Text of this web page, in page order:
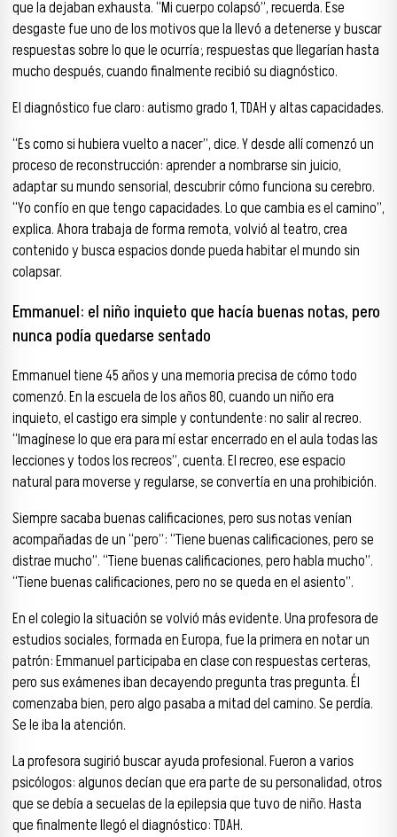
que la dejaban exhausta. “Mi cuerpo colapsó”, recuerda. Ese
desgaste fue uno de los motivos que la llevó a detenerse y buscar
respuestas sobre lo que le ocurría; respuestas que llegarían hasta
mucho después, cuando finalmente recibió su diagnóstico.
El diagnóstico fue claro: autismo grado 1, TDAH y altas capacidades.
“Es como si hubiera vuelto a nacer”, dice. Y desde allí comenzó un
proceso de reconstrucción: aprender a nombrarse sin juicio,
adaptar su mundo sensorial, descubrir cómo funciona su cerebro.
“Yo confío en que tengo capacidades. Lo que cambia es el camino”,
explica. Ahora trabaja de forma remota, volvió al teatro, crea
contenido y busca espacios donde pueda habitar el mundo sin
colapsar.
Emmanuel: el niño inquieto que hacía buenas notas, pero
nunca podía quedarse sentado
Emmanuel tiene 45 años y una memoria precisa de cómo todo
comenzó. En la escuela de los años 80, cuando un niño era
inquieto, el castigo era simple y contundente: no salir al recreo.
“Imagínese lo que era para mí estar encerrado en el aula todas las
lecciones y todos los recreos”, cuenta. El recreo, ese espacio
natural para moverse y regularse, se convertía en una prohibición.
Siempre sacaba buenas calificaciones, pero sus notas venían
acompañadas de un “pero”: “Tiene buenas calificaciones, pero se
distrae mucho”. “Tiene buenas calificaciones, pero habla mucho”.
“Tiene buenas calificaciones, pero no se queda en el asiento”.
En el colegio la situación se volvió más evidente. Una profesora de
estudios sociales, formada en Europa, fue la primera en notar un
patrón: Emmanuel participaba en clase con respuestas certeras,
pero sus exámenes iban decayendo pregunta tras pregunta. Él
comenzaba bien, pero algo pasaba a mitad del camino. Se perdía.
Se le iba la atención.
La profesora sugirió buscar ayuda profesional. Fueron a varios
psicólogos: algunos decían que era parte de su personalidad, otros
que se debía a secuelas de la epilepsia que tuvo de niño. Hasta
que finalmente llegó el diagnóstico: TDAH.